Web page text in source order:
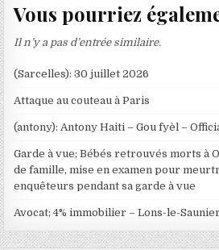
Vous pourriez
Il n’y a pas d’entrée similaire.
(Sarcelles): 30 juillet 2026
Attaque au couteau à Paris
(antony): Antony Haiti – Gou fyèl –
Garde à vue; Bébés retrouvés morts à
de famille, mise en examen pour
enquêteurs pendant sa garde à vue
Avocat; 4% immobilier – Lons-le-Saunier